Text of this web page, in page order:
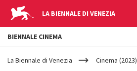
LA BIENNALE DI VENEZIA
YOUR
ARE
La Biennale di Venezia Cinema (2023)
BIENNALE CINEMA